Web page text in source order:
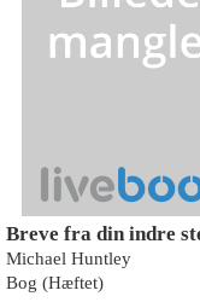
Breve fra din indre
Michael Huntley
Bog (Hæftet)